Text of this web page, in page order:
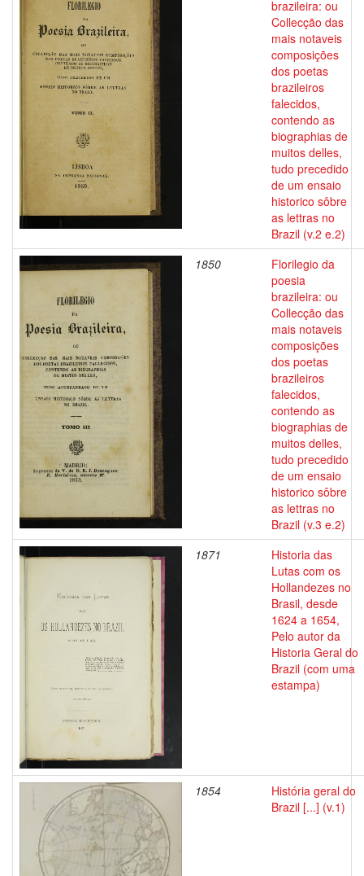
brazileira: ou
Collecção das
mais notaveis
composições
dos poetas
brazileiros
falecidos,
contendo as
biographias de
muitos delles,
tudo precedido
de um ensaio
historico sôbre
as lettras no
Brazil (v.2 e.2)
1850
Florilegio da
poesia
brazileira: ou
Collecção das
mais notaveis
composições
dos poetas
brazileiros
falecidos,
contendo as
biographias de
muitos delles,
tudo precedido
de um ensaio
historico sôbre
as lettras no
Brazil (v.3 e.2)
1871
Historia das
Lutas com os
Hollandezes no
Brasil, desde
1624 a 1654,
Pelo autor da
Historia Geral do
Brazil (com uma
estampa)
1854
História geral do
Brazil [...] (v.1)